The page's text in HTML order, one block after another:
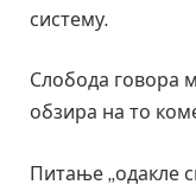
систему.
Слобода говора
обзира на то
Питање „одакле